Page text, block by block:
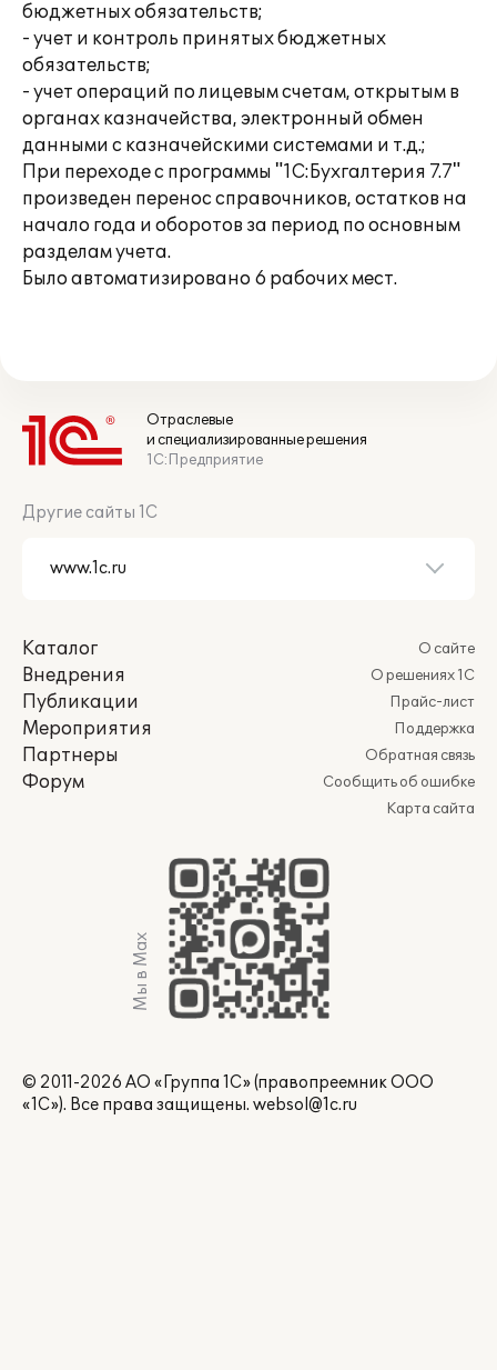
бюджетных обязательств;
- учет и контроль принятых бюджетных
обязательств;
- учет операций по лицевым счетам, открытым в
органах казначейства, электронный обмен
данными с казначейскими системами и т.д.;
При переходе с программы "1С:Бухгалтерия 7.7"
произведен перенос справочников, остатков на
начало года и оборотов за период по основным
разделам учета.
Было автоматизировано 6 рабочих мест.
Отраслевые
и специализированные решения
1С:Предприятие
Другие сайты 1С
Каталог
Внедрения
Публикации
Мероприятия
Партнеры
Форум
О сайте
О решениях 1С
Прайс-лист
Поддержка
Обратная связь
Сообщить об ошибке
Карта сайта
Мы в Max
© 2011-2026 АО «Группа 1С» (правопреемник ООО
«1С»). Все права защищены. websol@1c.ru